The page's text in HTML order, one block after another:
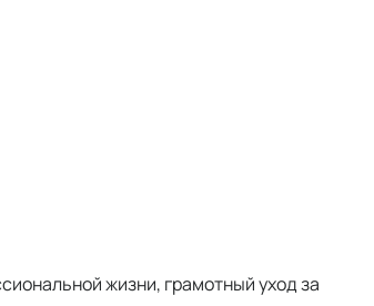
жизни, грамотный уход за